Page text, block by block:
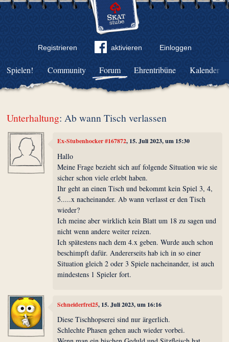
Registrieren aktivieren Einloggen
Community Forum Ehrentribüne Kalender
Spielen!
Unterhaltung: Ab wann Tisch verlassen
Ex-Stubenhocker #167872, 15. Juli 2023, um 15:30
Hallo
Meine Frage bezieht sich auf folgende Situation wie sie
sicher schon viele erlebt haben.
Ihr geht an einen Tisch und bekommt kein Spiel 3, 4,
5.....x nacheinander. Ab wann verlasst er den Tisch
wieder?
Ich meine aber wirklich kein Blatt um 18 zu sagen und
nicht wenn andere weiter reizen.
Ich spätestens nach dem 4.x geben. Wurde auch schon
beschimpft dafür. Andererseits hab ich in so einer
Situation gleich 2 oder 3 Spiele nacheinander, ist auch
mindestens 1 Spieler fort.
Schneiderfrei25, 15. Juli 2023, um 16:16
Diese Tischhopserei sind nur ärgerlich.
Schlechte Phasen gehen auch wieder vorbei.